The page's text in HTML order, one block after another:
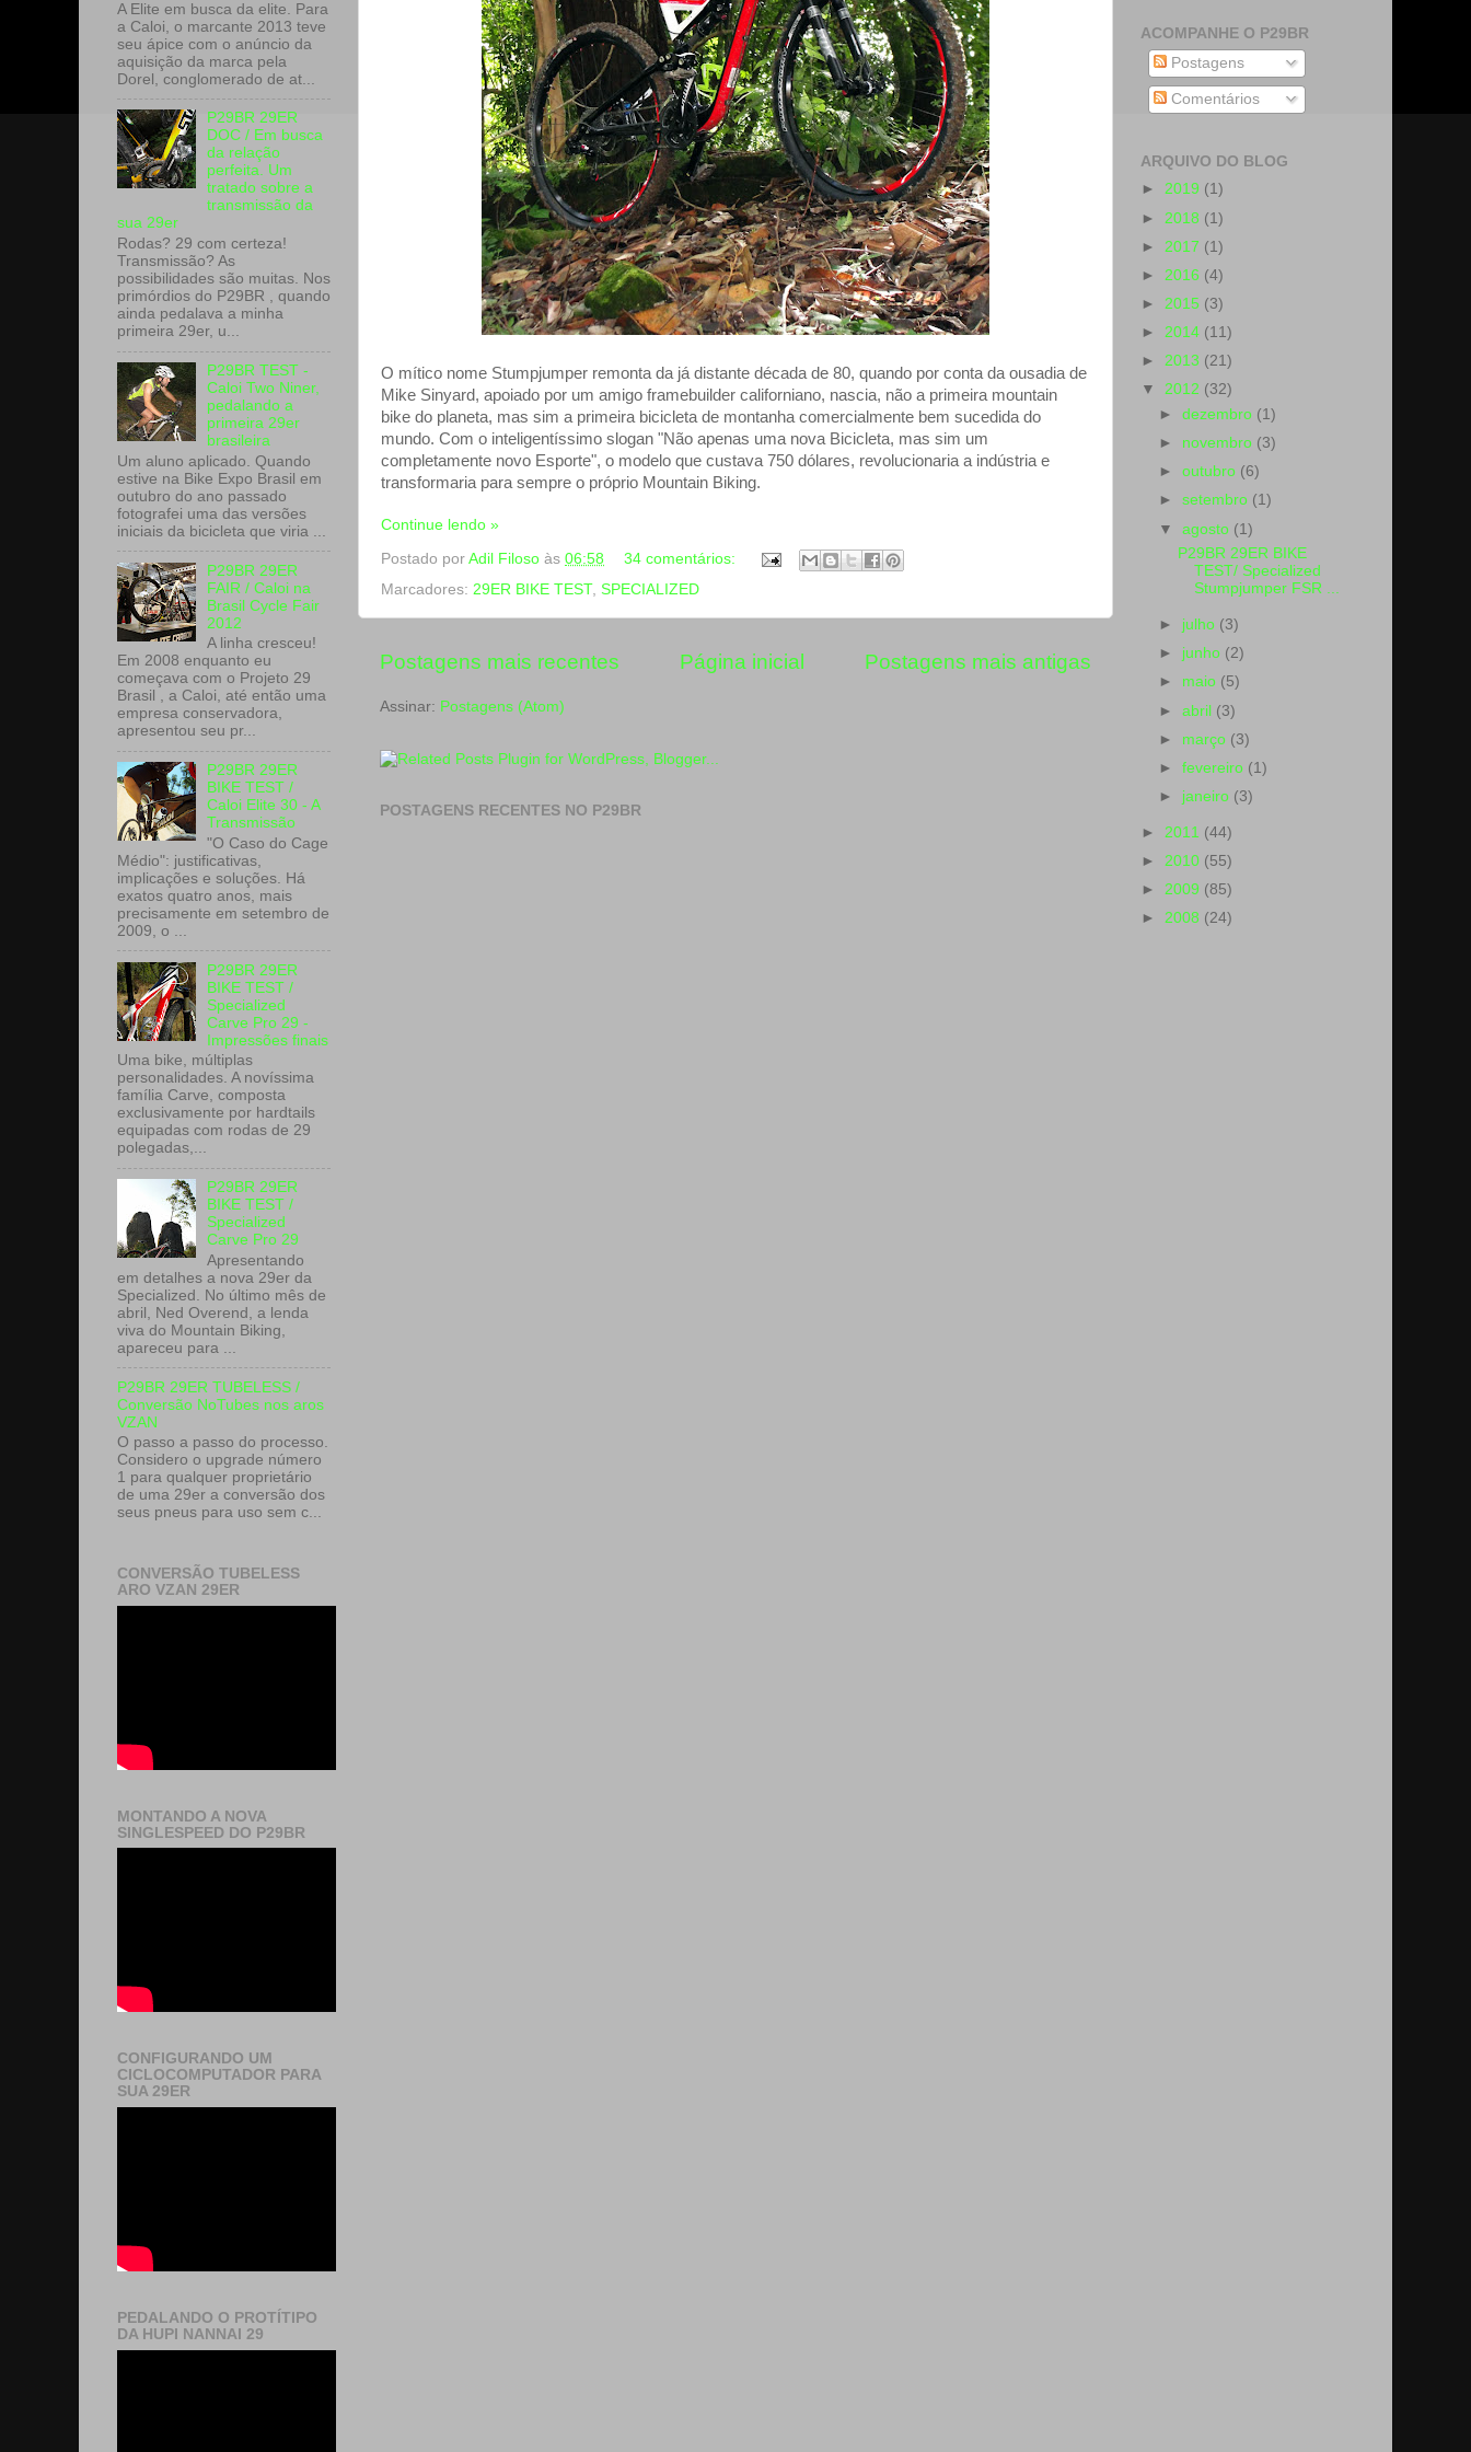
O mítico nome Stumpjumper remonta da já distante década de 80, quando por conta da ousadia de
Mike Sinyard, apoiado por um amigo framebuilder californiano, nascia, não a primeira mountain
bike do planeta, mas sim a primeira bicicleta de montanha comercialmente bem sucedida do
mundo. Com o inteligentíssimo slogan "Não apenas uma nova Bicicleta, mas sim um
completamente novo Esporte", o modelo que custava 750 dólares, revolucionaria a indústria e
transformaria para sempre o próprio Mountain Biking.
Continue lendo »
Postado por Adil Filoso às 06:58
34 comentários:
Marcadores: 29ER BIKE TEST, SPECIALIZED
Postagens mais recentes Postagens mais antigas
Página inicial
Assinar: Postagens (Atom)
POSTAGENS RECENTES NO P29BR
A Elite em busca da elite. Para
a Caloi, o marcante 2013 teve
seu ápice com o anúncio da
aquisição da marca pela
Dorel, conglomerado de at...
P29BR 29ER
DOC / Em busca
da relação
perfeita. Um
tratado sobre a
transmissão da
sua 29er
Rodas? 29 com certeza!
Transmissão? As
possibilidades são muitas. Nos
primórdios do P29BR , quando
ainda pedalava a minha
primeira 29er, u...
P29BR TEST -
Caloi Two Niner,
pedalando a
primeira 29er
brasileira
Um aluno aplicado. Quando
estive na Bike Expo Brasil em
outubro do ano passado
fotografei uma das versões
iniciais da bicicleta que viria ...
P29BR 29ER
FAIR / Caloi na
Brasil Cycle Fair
2012
A linha cresceu!
Em 2008 enquanto eu
começava com o Projeto 29
Brasil , a Caloi, até então uma
empresa conservadora,
apresentou seu pr...
P29BR 29ER
BIKE TEST /
Caloi Elite 30 - A
Transmissão
"O Caso do Cage
Médio": justificativas,
implicações e soluções. Há
exatos quatro anos, mais
precisamente em setembro de
2009, o ...
P29BR 29ER
BIKE TEST /
Specialized
Carve Pro 29 -
Impressões finais
Uma bike, múltiplas
personalidades. A novíssima
família Carve, composta
exclusivamente por hardtails
equipadas com rodas de 29
polegadas,...
P29BR 29ER
BIKE TEST /
Specialized
Carve Pro 29
Apresentando
em detalhes a nova 29er da
Specialized. No último mês de
abril, Ned Overend, a lenda
viva do Mountain Biking,
apareceu para ...
P29BR 29ER TUBELESS /
Conversão NoTubes nos aros
VZAN
O passo a passo do processo.
Considero o upgrade número
1 para qualquer proprietário
de uma 29er a conversão dos
seus pneus para uso sem c...
CONVERSÃO TUBELESS
ARO VZAN 29ER
MONTANDO A NOVA
SINGLESPEED DO P29BR
CONFIGURANDO UM
CICLOCOMPUTADOR PARA
SUA 29ER
PEDALANDO O PROTÍTIPO
DA HUPI NANNAI 29
ACOMPANHE O P29BR
Postagens
Comentários
ARQUIVO DO BLOG
► 2019 (1)
► 2018 (1)
► 2017 (1)
► 2016 (4)
► 2015 (3)
► 2014 (11)
► 2013 (21)
▼ 2012 (32)
►dezembro (1)
► novembro (3)
►outubro (6)
►setembro (1)
▼agosto (1)
P29BR 29ER BIKE
TEST/ Specialized
Stumpjumper FSR ...
► julho (3)
► junho (2)
► maio (5)
►abril (3)
► março (3)
►fevereiro (1)
► janeiro (3)
► 2011 (44)
► 2010 (55)
► 2009 (85)
► 2008 (24)